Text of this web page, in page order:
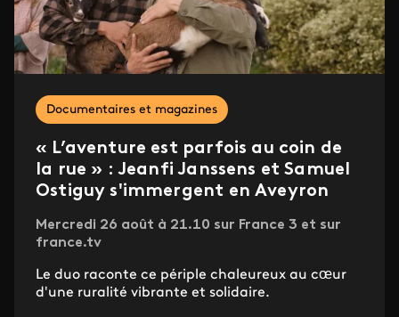
Documentaires et magazines
« L’aventure est parfois au coin de
la rue » : Jeanfi Janssens et Samuel
Ostiguy s'immergent en Aveyron
Mercredi 26 août à 21.10 sur France 3 et sur
france.tv
Le duo raconte ce périple chaleureux au cœur
d'une ruralité vibrante et solidaire.